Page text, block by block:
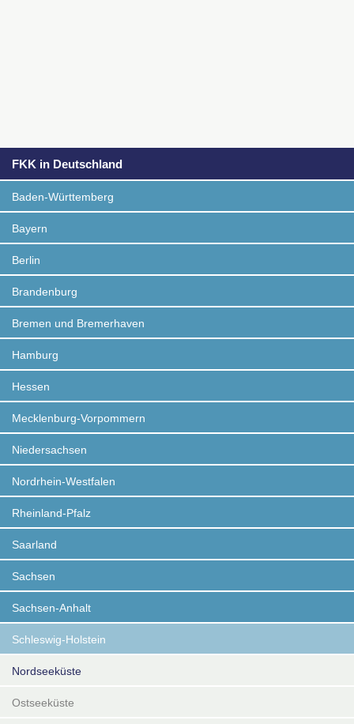
FKK in Deutschland
Baden-Württemberg
Bayern
Berlin
Brandenburg
Bremen und Bremerhaven
Hamburg
Hessen
Mecklenburg-Vorpommern
Niedersachsen
Nordrhein-Westfalen
Rheinland-Pfalz
Saarland
Sachsen
Sachsen-Anhalt
Schleswig-Holstein
Nordseeküste
Ostseeküste